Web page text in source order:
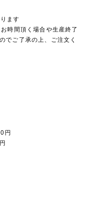
ます
時間頂く場合や生産終了
でご了承の上、ご注文く
円